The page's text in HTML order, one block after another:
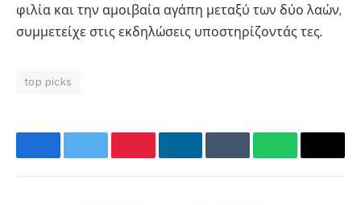
φιλία και την αμοιβαία αγάπη μεταξύ των δύο λαών,
συμμετείχε στις εκδηλώσεις υποστηρίζοντάς τες.
top picks
FacebookTwitterPinterestLinkedInTumblrWhatsApp
Email